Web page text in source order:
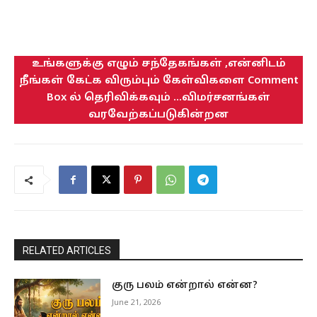
உங்களுக்கு எழும் சந்தேகங்கள் ,என்னிடம்
நீங்கள் கேட்க விரும்பும் கேள்விகளை Comment
Box ல் தெரிவிக்கவும் ...விமர்சனங்கள்
வரவேற்கப்படுகின்றன
RELATED ARTICLES
குரு பலம் என்றால் என்ன?
June 21, 2026